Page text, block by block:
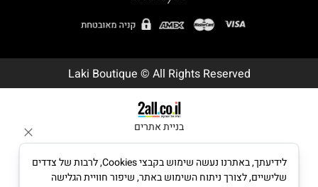
Laki Boutique © All Rights Reserved
בניית אתרים
לידיעתך, באתרנו נעשה שימוש בקבצי Cookies, לרבות של צדדים
שלישיים, לצורך ניתוח השימוש באתר, שיפור חוויית הגלישה